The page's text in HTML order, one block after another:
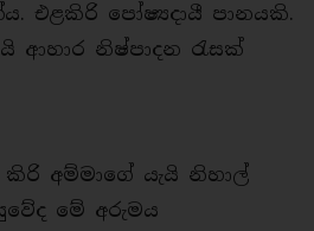
එළකිරි පෝෂ්‍යදායී පානයකි.
ආහාර නිෂ්පාදන රැසක්
අම්මාගේ යැයි නිහාල්
මේ අරුමය